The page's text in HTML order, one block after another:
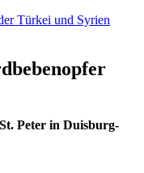
Peter in Duisburg-